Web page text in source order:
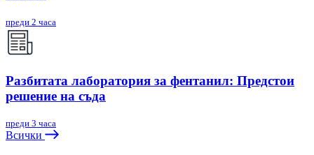
преди 2 часа
Разбитата лаборатория за фентанил: Предстои
решение на съда
преди 3 часа
Всички